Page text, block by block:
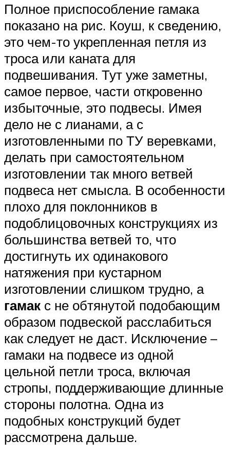
Полное приспособление гамака
показано на рис. Коуш, к сведению,
это чем-то укрепленная петля из
троса или каната для
подвешивания. Тут уже заметны,
самое первое, части откровенно
избыточные, это подвесы. Имея
дело не с лианами, а с
изготовленными по ТУ веревками,
делать при самостоятельном
изготовлении так много ветвей
подвеса нет смысла. В особенности
плохо для поклонников в
подоблицовочных конструкциях из
большинства ветвей то, что
достигнуть их одинакового
натяжения при кустарном
изготовлении слишком трудно, а
гамак с не обтянутой подобающим
образом подвеской расслабиться
как следует не даст. Исключение –
гамаки на подвесе из одной
цельной петли троса, включая
стропы, поддерживающие длинные
стороны полотна. Одна из
подобных конструкций будет
рассмотрена дальше.